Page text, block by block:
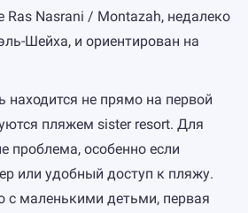
Ras Nasrani / Montazah, недалеко
Шейха, и ориентирован на
не прямо на первой
пляжем sister resort. Для
проблема, особенно если
или удобный доступ к пляжу.
с маленькими детьми, первая